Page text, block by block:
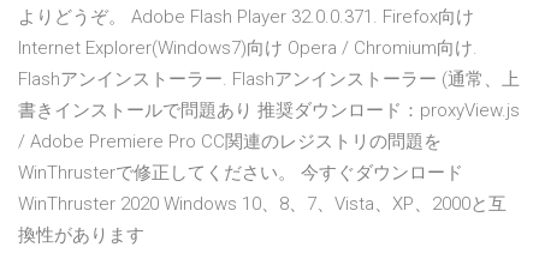
よりどうぞ。 Adobe Flash Player 32.0.0.371. Firefox向け
Internet Explorer(Windows7)向け Opera / Chromium向け.
Flashアンインストーラー. Flashアンインストーラー (通常、上
書きインストールで問題あり 推奨ダウンロード：proxyView.js
/ Adobe Premiere Pro CC関連のレジストリの問題を
WinThrusterで修正してください。 今すぐダウンロード
WinThruster 2020 Windows 10、8、7、Vista、XP、2000と互
換性があります